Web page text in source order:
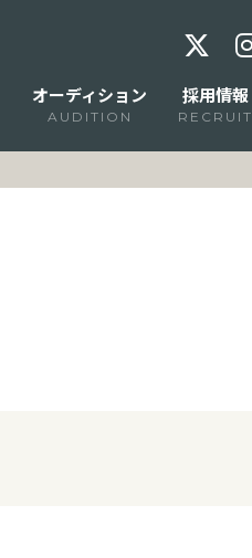
オーディション
AUDITION
採用情報
RECRUIT